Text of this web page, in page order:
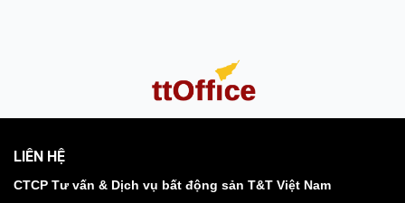
LIÊN HỆ
CTCP Tư vấn & Dịch vụ bất động sản T&T Việt Nam